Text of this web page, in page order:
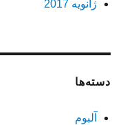
ژانویه 2017
دسته‌ها
آلبوم